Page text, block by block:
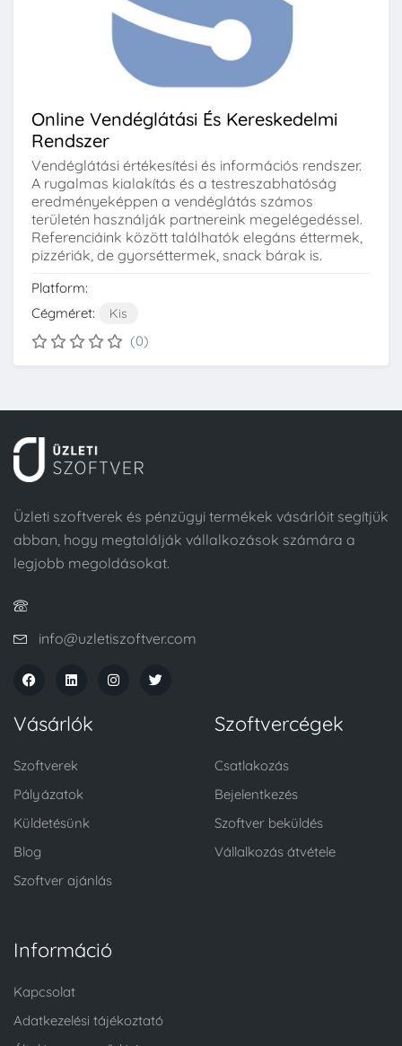
Online Vendéglátási És Kereskedelmi
Rendszer
Vendéglátási értékesítési és információs rendszer.
A rugalmas kialakítás és a testreszabhatóság
eredményeképpen a vendéglátás számos
területén használják partnereink megelégedéssel.
Referenciáink között találhatók elegáns éttermek,
pizzériák, de gyorséttermek, snack bárak is.
Platform:
Cégméret:
Kis
(0)
Üzleti szoftverek és pénzügyi termékek vásárlóit segítjük
abban, hogy megtalálják vállalkozások számára a
legjobb megoldásokat.
info@uzletiszoftver.com
Vásárlók
Szoftverek
Pályázatok
Küldetésünk
Blog
Szoftver ajánlás
Szoftvercégek
Csatlakozás
Bejelentkezés
Szoftver beküldés
Vállalkozás átvétele
Információ
Kapcsolat
Adatkezelési tájékoztató